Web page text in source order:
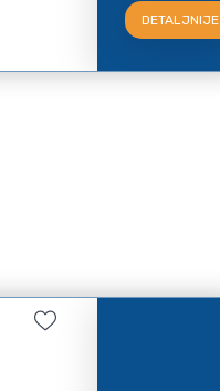
DETALJNIJE